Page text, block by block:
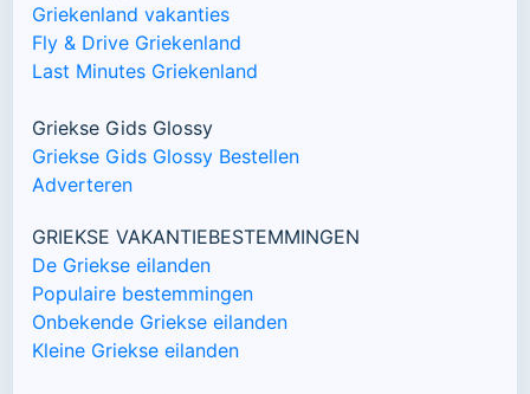
Griekenland vakanties
Fly & Drive Griekenland
Last Minutes Griekenland
Griekse Gids Glossy
Griekse Gids Glossy Bestellen
Adverteren
GRIEKSE VAKANTIEBESTEMMINGEN
De Griekse eilanden
Populaire bestemmingen
Onbekende Griekse eilanden
Kleine Griekse eilanden